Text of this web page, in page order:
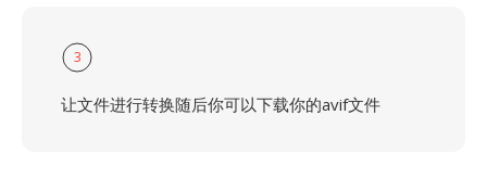
3
让文件进行转换随后你可以下载你的avif文件